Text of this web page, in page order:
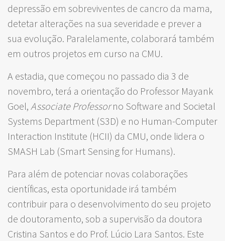
depressão em sobreviventes de cancro da mama,
detetar alterações na sua severidade e prever a
sua evolução. Paralelamente, colaborará também
em outros projetos em curso na CMU.
A estadia, que começou no passado dia 3 de
novembro, terá a orientação do Professor Mayank
Goel, Associate Professorno Software and Societal
Systems Department (S3D) e no Human-Computer
Interaction Institute (HCII) da CMU, onde lidera o
SMASH Lab (Smart Sensing for Humans).
Para além de potenciar novas colaborações
científicas, esta oportunidade irá também
contribuir para o desenvolvimento do seu projeto
de doutoramento, sob a supervisão da doutora
Cristina Santos e do Prof. Lúcio Lara Santos. Este